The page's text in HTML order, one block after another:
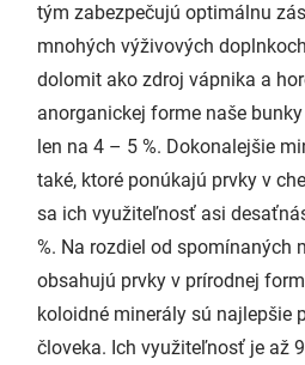
tým zabezpečujú optimálnu
mnohých výživových
dolomit ako zdroj vápnika a
anorganickej forme naše
len na 4 – 5 %. Dokonalejšie
také, ktoré ponúkajú prvky v
sa ich využiteľnosť asi
%. Na rozdiel od spomínaných
obsahujú prvky v prírodnej
koloidné minerály sú najlepšie
človeka. Ich využiteľnosť je až